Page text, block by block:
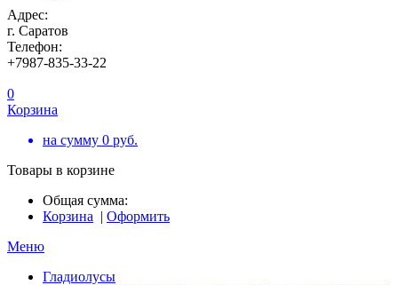
Адрес:
г. Саратов
Телефон:
+7987-835-33-22
0
Корзина
на сумму 0 руб.
Товары в корзине
Общая сумма:
Корзина | Оформить
Меню
Гладиолусы